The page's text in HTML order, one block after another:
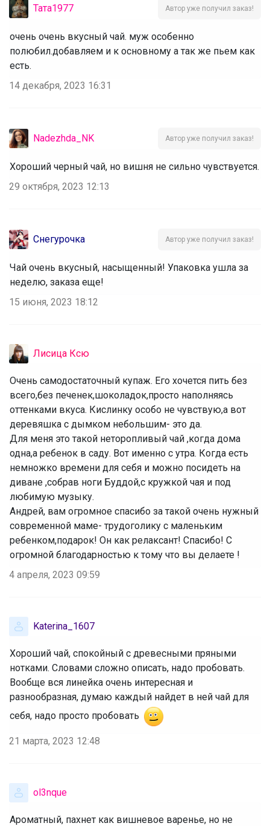
Тата1977 Автор уже получил заказ!
очень очень вкусный чай. муж особенно
полюбил.добавляем и к основному а так же пьем как
есть.
14 декабря, 2023 16:31
Nadezhda_NK Автор уже получил заказ!
Хороший черный чай, но вишня не сильно чувствуется.
29 октября, 2023 12:13
Снегурочка Автор уже получил заказ!
Чай очень вкусный, насыщенный! Упаковка ушла за
неделю, заказа еще!
15 июня, 2023 18:12
Лисица Ксю
Очень самодостаточный купаж. Его хочется пить без
всего,без печенек,шоколадок,просто наполняясь
оттенками вкуса. Кислинку особо не чувствую,а вот
деревяшка с дымком небольшим- это да.
Для меня это такой неторопливый чай ,когда дома
одна,а ребенок в саду. Вот именно с утра. Когда есть
немножко времени для себя и можно посидеть на
диване ,собрав ноги Буддой,с кружкой чая и под
любимую музыку.
‌Андрей, вам огромное спасибо за такой очень нужный
современной маме- трудоголику с маленьким
ребенком,подарок! Он как релаксант! Спасибо! С
огромной благодарностью к тому что вы делаете !
4 апреля, 2023 09:59
Katerina_1607
Хороший чай, спокойный с древесными пряными
нотками. Словами сложно описать, надо пробовать.
Вообще вся линейка очень интересная и
разнообразная, думаю каждый найдет в ней чай для
себя, надо просто пробовать
21 марта, 2023 12:48
ol3nque
Ароматный, пахнет как вишневое варенье, но не